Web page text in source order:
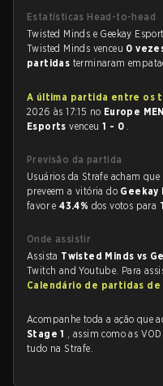
Estatísticas Head-to-head
Twisted Minds e Geekay
Twisted Minds venceu 0
partidas terminaram
A última partida entre os
2026 às 17:15 no Europe
Esportsvenceu1 - 0 .
Previsão da partida
Usuários da Strafe acham
preveem a vitória do
favor e43.4% dos votos para
Onde assistir
Assista Twisted Minds vs
Twitch and Youtube. Para
Calendário de partidas de
Acompanhe toda a ação que
Stage 1 , assim como as
tudo na Strafe.